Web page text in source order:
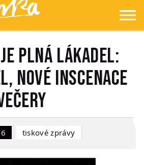
obsah ☰
plná lákadel:
nové inscenace
Tiskové zprávy